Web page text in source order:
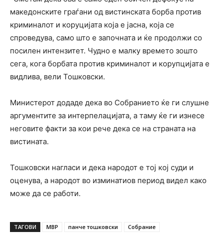
македонските граѓани од вистинската борба против
криминалот и коруцијата која е јасна, која се
спроведува, само што е започната и ќе продолжи со
посилен интензитет. Чудно е малку времето зошто
сега, кога борбата против криминалот и корупцијата е
видлива, вели Тошковски.
Министерот додаде дека во Собранието ќе ги слушне
аргументите за интерпелацијата, а таму ќе ги изнесе
неговите факти за кои рече дека се на страната на
вистината.
Тошковски нагласи и дека народот е тој кој суди и
оценува, а народот во изминатиов период видел како
може да се работи.
ТАГОВИ МВР панче тошковски Собрание